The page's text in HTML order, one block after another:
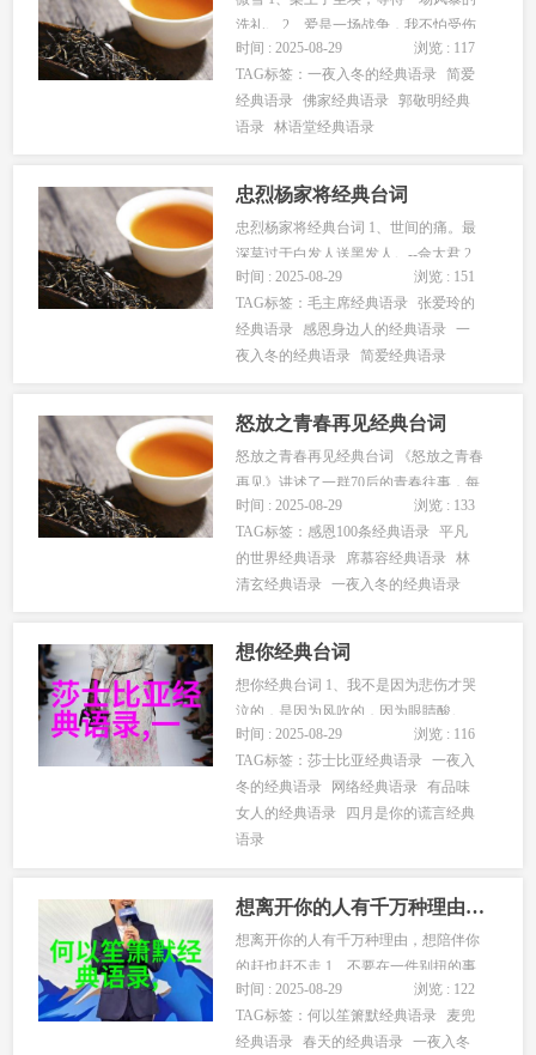
洗礼。 2、爱是一场战争，我不怕受伤
只怕你不快乐。 3、我常常在思索我们
的青春，它真是一个奇形怪状的玩艺
儿，短短的身子偏偏拖了一个长长的尾
巴，像翅膀一样的招摇着，久久不肯离
时间 : 2025-08-29
浏览 : 117
TAG标签：一夜入冬的经典语录 简爱
经典语录 佛家经典语录 郭敬明经典
语录 林语堂经典语录
忠烈杨家将经典台词
忠烈杨家将经典台词 1、世间的痛。最
深莫过于白发人送黑发人。--佘太君 2、
佘太君：此战变数太大，敌方耶律原，
盟方潘仁美，一个是仇人，一个是对
头。 3、败与不败、都会成为历史。--杨
令公 4、假如兄弟中注定死一个，我选
时间 : 2025-08-29
浏览 : 151
TAG标签：毛主席经典语录 张爱玲的
经典语录 感恩身边人的经典语录 一
夜入冬的经典语录 简爱经典语录
怒放之青春再见经典台词
怒放之青春再见经典台词 《怒放之青春
再见》讲述了一群70后的青春往事，每
一个人都要经历过青春的洗礼，在大学
的时候我们充怒放着我们灿烂的清纯，
憧憬着美好的未来，随着岁月的流逝我
们已不负青春时的，回首往事让我们再
时间 : 2025-08-29
浏览 : 133
TAG标签：感恩100条经典语录 平凡
的世界经典语录
席慕容经典语录 林
清玄经典语录 一夜入冬的经典语录
想你经典台词
想你经典台词 1、我不是因为悲伤才哭
泣的，是因为风吹的，因为眼睛酸。
2、被风吹到眼睛想你，看到闪烁的路灯
想你，下起雨想你，你就在我身边还是
想你。 3、当风停止的时候，还是会想
你；当路灯闪烁的时候，会想你；从那
个路灯到家里280步，每步都在...
时间 : 2025-08-29
浏览 : 116
TAG标签：莎士比亚经典语录 一夜入
冬的经典语录
网络经典语录 有品味
女人的经典语录
四月是你的谎言经典
语录
想离开你的人有千万种理由想陪伴你的赶也赶不走
想离开你的人有千万种理由，想陪伴你
的赶也赶不走 1、不要在一件别扭的事
上纠缠太久。纠缠久了，你会痛，会
累，会心碎。实际上，到最后，你不是
跟事过不去，而是跟自己过不去。 2、
时间 : 2025-08-29
浏览 : 122
TAG标签：何以笙箫默经典语录
麦兜
经典语录 春天的经典语录 一夜入冬